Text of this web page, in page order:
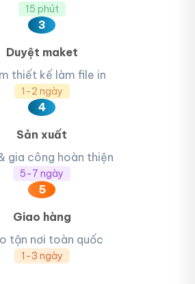
15 phút
3
Duyệt maket
thiết kế làm file in
1-2 ngày
4
Sản xuất
gia công hoàn thiện
5-7 ngày
5
Giao hàng
tận nơi toàn quốc
1-3 ngày